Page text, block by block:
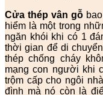
Cửa thép vân gỗ
hiểm là một trong
ngăn khói khi có 1
thời gian để di
thép chống cháy
mạng con người khi
trộm cấp cho ngôi
đình mà nó còn là